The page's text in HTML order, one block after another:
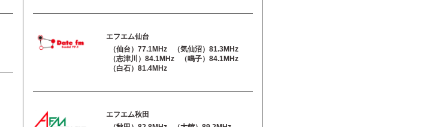
エフエム仙台
（仙台）77.1MHz
（気仙沼）81.3MHz
（志津川）84.1MHz
（鳴子）84.1MHz
（白石）81.4MHz
エフエム秋田